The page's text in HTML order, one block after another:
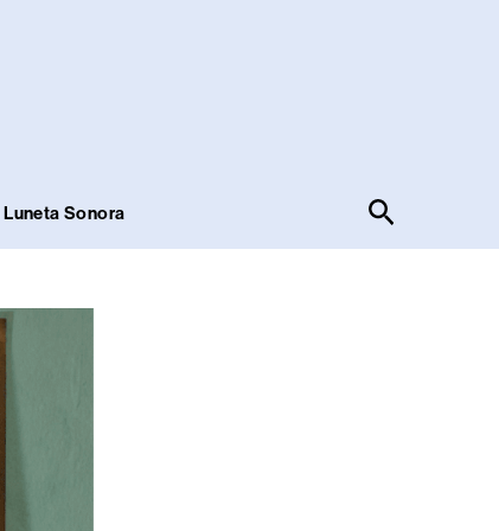
Luneta Sonora Pesquisar